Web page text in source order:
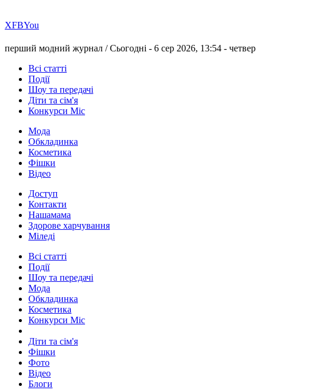
ХFBYou
перший модний журнал /Сьогодні - 6 сер 2026, 13:54 - четвер
Всі статті
Події
Шоу та передачі
Діти та сім'я
Конкурси Міс
Мода
Обкладинка
Косметика
Фішки
Відео
Доступ
Контакти
Нашамама
Здорове харчування
Міледі
Всі статті
Події
Шоу та передачі
Мода
Обкладинка
Косметика
Конкурси Міс
Діти та сім'я
Фішки
Фото
Відео
Блоги